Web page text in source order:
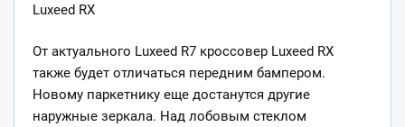
Luxeed RX
От актуального Luxeed R7 кроссовер Luxeed RX
также будет отличаться передним бампером.
Новому паркетнику еще достанутся другие
наружные зеркала. Над лобовым стеклом